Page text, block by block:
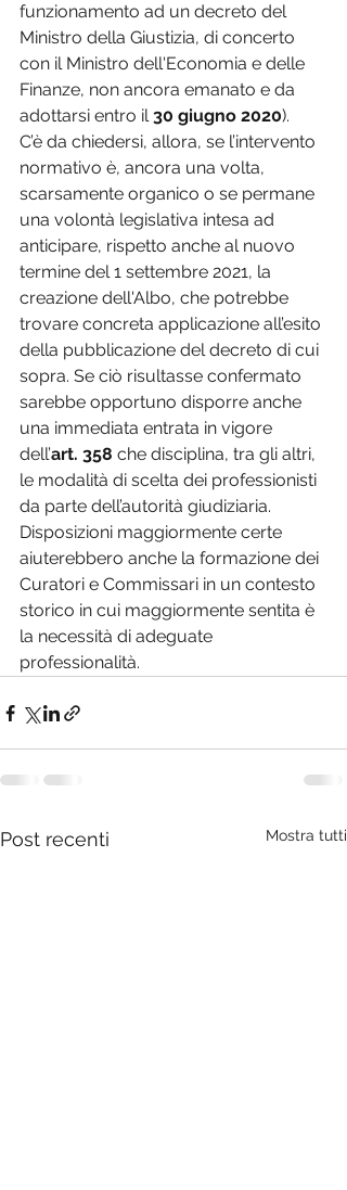
funzionamento ad un decreto del
Ministro della Giustizia, di concerto
con il Ministro dell'Economia e delle
Finanze, non ancora emanato e da
adottarsi entro il 30 giugno 2020).
C’è da chiedersi, allora, se l’intervento
normativo è, ancora una volta,
scarsamente organico o se permane
una volontà legislativa intesa ad
anticipare, rispetto anche al nuovo
termine del 1 settembre 2021, la
creazione dell'Albo, che potrebbe
trovare concreta applicazione all’esito
della pubblicazione del decreto di cui
sopra. Se ciò risultasse confermato
sarebbe opportuno disporre anche
una immediata entrata in vigore
dell’art. 358 che disciplina, tra gli altri,
le modalità di scelta dei professionisti
da parte dell’autorità giudiziaria.
Disposizioni maggiormente certe
aiuterebbero anche la formazione dei
Curatori e Commissari in un contesto
storico in cui maggiormente sentita è
la necessità di adeguate
professionalità.
Post recenti Mostra tutti